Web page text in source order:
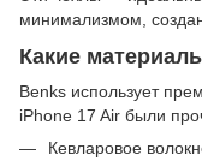
минимализмом,
Какие
Benks использует
iPhone 17 Air были
Кевларовое